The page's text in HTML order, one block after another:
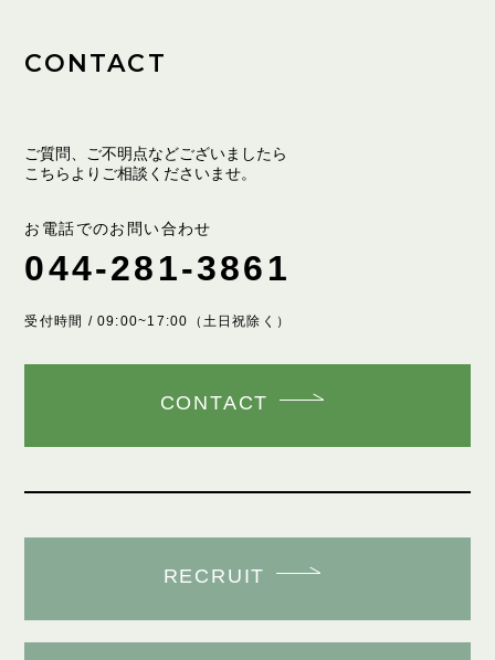
CONTACT
ご質問、ご不明点などございましたら
こちらよりご相談くださいませ。
お電話でのお問い合わせ
044-281-3861
受付時間 / 09:00~17:00（土日祝除く）
CONTACT
RECRUIT